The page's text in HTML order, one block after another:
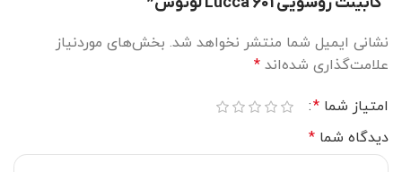
نشانی ایمیل شما منتشر نخواهد شد. بخش‌های موردنیاز
علامت‌گذاری شده‌اند *
امتیاز شما *
دیدگاه شما *